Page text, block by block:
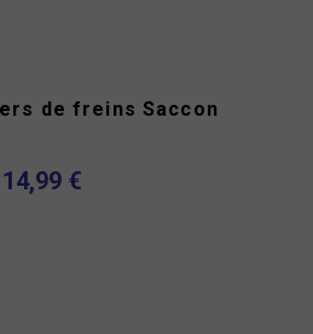
de freins Saccon
14,99 €